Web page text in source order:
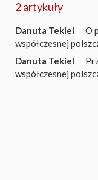
2 artykuły
Danuta Tekiel O
współczesnej
Danuta Tekiel
współczesnej